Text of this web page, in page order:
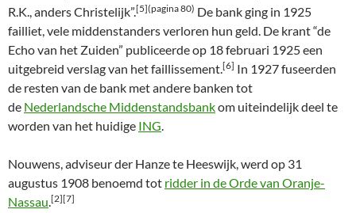
R.K., anders Christelijk”.[5](pagina 80) De bank ging in 1925
failliet, vele middenstanders verloren hun geld. De krant “de
Echo van het Zuiden” publiceerde op 18 februari 1925 een
uitgebreid verslag van het faillissement. [6] In 1927 fuseerden
de resten van de bank met andere banken tot
de Nederlandsche Middenstandsbankom uiteindelijk deel te
worden van het huidige ING
Nouwens, adviseur der Hanze te Heeswijk, werd op 31
augustus 1908 benoemd tot ridder in de Orde van Oranje-
Nassau [2][7]